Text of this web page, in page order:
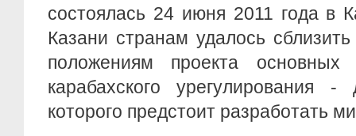
состоялась 24 июня 2011 года в
Казани странам удалось
положениям проекта основных
карабахского урегулирования
которого предстоит разработать